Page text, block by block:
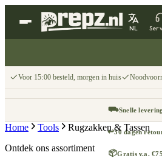
NL
Voor 15:00 besteld, morgen in huis
⛟Snelle levering
↩30 dagen
📦Gratis v.a. €75
Home Tools
Rugzakken & Tassen
Ontdek ons assortiment